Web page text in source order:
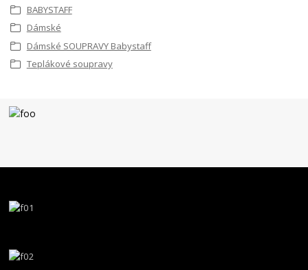
BABYSTAFF
Dámské
Dámské SOUPRAVY Babystaff
Teplákové soupravy